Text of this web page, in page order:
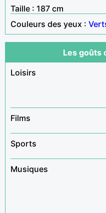
Taille : 187 cm
Couleurs des yeux :
Les goûts
Loisirs
Films
Sports
Musiques